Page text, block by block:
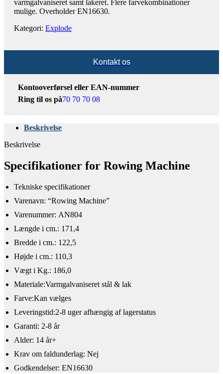
varmgalvaniseret samt lakeret. Flere farvekombinationer
mulige. Overholder EN16630.
Kategori: Explode
Kontakt os
Kontooverførsel eller EAN-nummer
Ring til os på70 70 70 08
Beskrivelse
Beskrivelse
Specifikationer for Rowing Machine
Tekniske specifikationer​
​Varenavn: “Rowing Machine”
Varenummer: AN804
Længde i cm.: 171,4
Bredde i cm.: 122,5
Højde i cm.: 110,3
Vægt i Kg.: 186,0
Materiale:Varmgalvaniseret stål & lak
Farve:Kan vælges
Leveringstid:2-8 uger afhængig af lagerstatus
Garanti: 2-8 år
Alder: 14 år+
​Krav om faldunderlag: Nej
Godkendelser: EN16630